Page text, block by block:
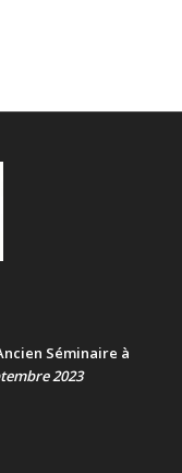
Séminaire à
2023